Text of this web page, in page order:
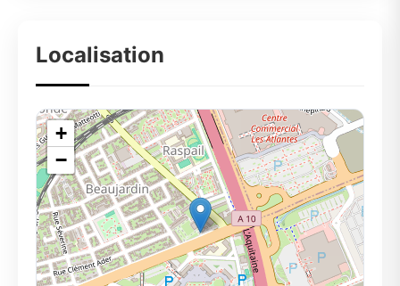
Localisation
+
−